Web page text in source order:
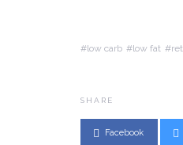
low carb low fat
SHARE
Facebook